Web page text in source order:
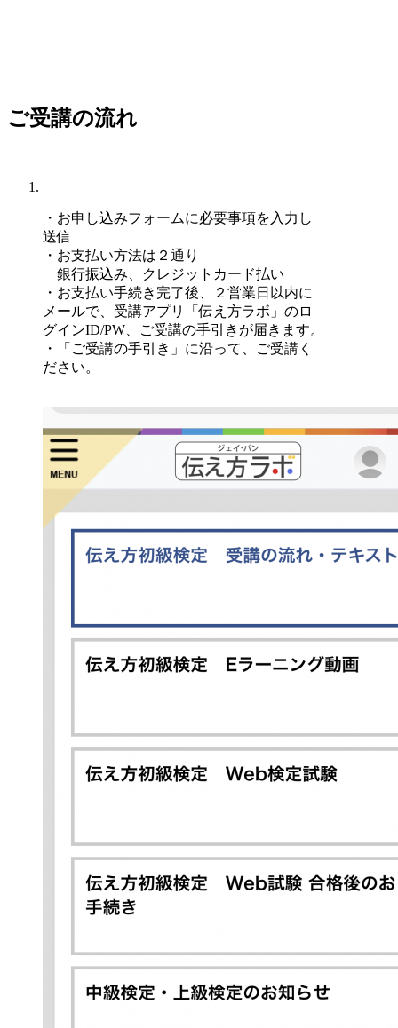
ご受講の流れ
・お申し込みフォームに必要事項を入力し
送信
・お支払い方法は２通り
銀行振込み、クレジットカード払い
・お支払い手続き完了後、２営業日以内に
メールで、受講アプリ「伝え方ラボ」のロ
グインID/PW、ご受講の手引きが届きます。
・「ご受講の手引き」に沿って、ご受講く
ださい。